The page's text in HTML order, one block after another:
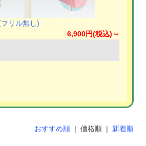
リル無し)
6,900円(税込)～
おすすめ順| 価格順 | 新着順